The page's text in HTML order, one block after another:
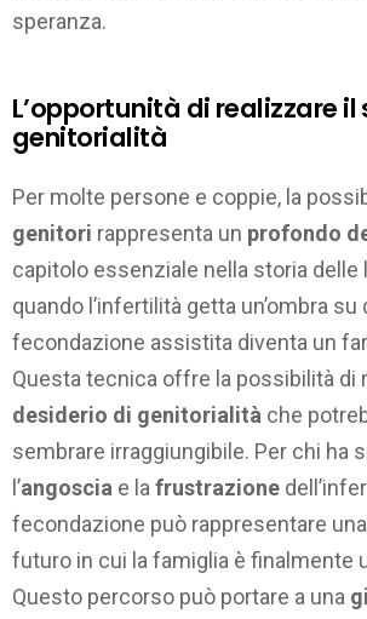
speranza.
L’opportunità di realizzare
genitorialità
Per molte persone e coppie, la
genitori rappresenta un profondo
capitolo essenziale nella storia delle
quando l’infertilità getta un’ombra
fecondazione assistita diventa un
Questa tecnica offre la possibilità di
desiderio di genitorialità che
sembrare irraggiungibile. Per chi ha
l’angoscia e la frustrazione
fecondazione può rappresentare
futuro in cui la famiglia è finalmente
Questo percorso può portare a una